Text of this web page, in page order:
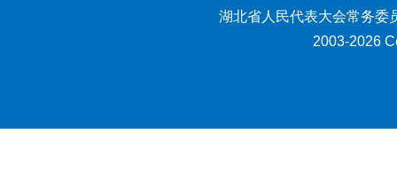
湖北省人民代表大会常务委
2003-2026